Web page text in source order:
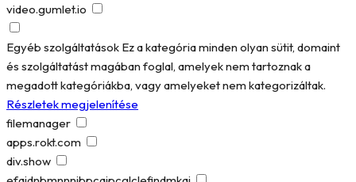
video.gumlet.io
Egyéb szolgáltatások Ez a kategória minden olyan sütit, domaint
és szolgáltatást magában foglal, amelyek nem tartoznak a
megadott kategóriákba, vagy amelyeket nem kategorizáltak.
Részletek megjelenítése
filemanager
apps.rokt.com
div.show